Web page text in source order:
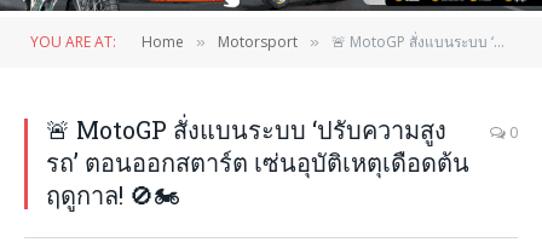
YOU ARE AT: Home » Motorsport » 🚨 MotoGP สั่งแบนระบบ ‘ปรับความสูงรถ’ ตอนออกสตาร์ต เซ่นอุบัติเหตุเดือดต้นฤดูกาล! 🚫🏍️
🚨 MotoGP สั่งแบนระบบ ‘ปรับความสูง
รถ’ ตอนออกสตาร์ต เซ่นอุบัติเหตุเดือดต้น
ฤดูกาล! 🚫🏍️
0